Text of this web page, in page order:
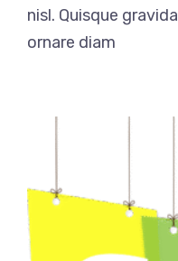
nisl. Quisque
ornare diam